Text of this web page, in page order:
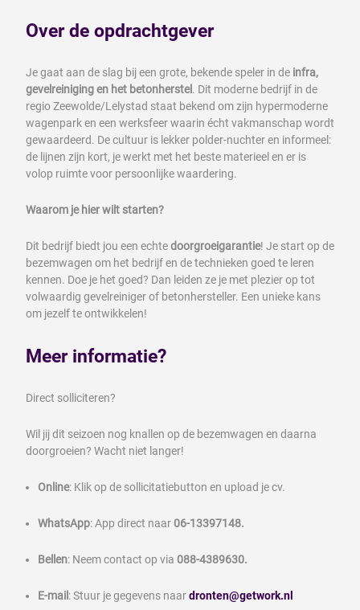
Over de opdrachtgever
Je gaat aan de slag bij een grote, bekende speler in de infra,
gevelreiniging en het betonherstel. Dit moderne bedrijf in de
regio Zeewolde/Lelystad staat bekend om zijn hypermoderne
wagenpark en een werksfeer waarin écht vakmanschap wordt
gewaardeerd. De cultuur is lekker polder-nuchter en informeel:
de lijnen zijn kort, je werkt met het beste materieel en er is
volop ruimte voor persoonlijke waardering.
Waarom je hier wilt starten?
Dit bedrijf biedt jou een echtedoorgroeigarantie! Je start op de
bezemwagen om het bedrijf en de technieken goed te leren
kennen. Doe je het goed? Dan leiden ze je met plezier op tot
volwaardig gevelreiniger of betonhersteller. Een unieke kans
om jezelf te ontwikkelen!
Meer informatie?
Direct solliciteren?
Wil jij dit seizoen nog knallen op de bezemwagen en daarna
doorgroeien? Wacht niet langer!
Online: Klik op de sollicitatiebutton en upload je cv.
WhatsApp: App direct naar06-13397148.
Bellen: Neem contact op via 088-4389630.
E-mail: Stuur je gegevens naardronten@getwork.nl